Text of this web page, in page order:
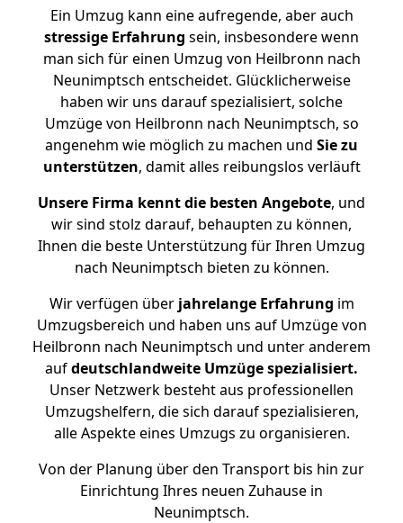
Ein Umzug kann eine aufregende, aber auch
stressige Erfahrung sein, insbesondere wenn
man sich für einen Umzug von Heilbronn nach
Neunimptsch entscheidet. Glücklicherweise
haben wir uns darauf spezialisiert, solche
Umzüge von Heilbronn nach Neunimptsch, so
angenehm wie möglich zu machen und Sie zu
unterstützen, damit alles reibungslos verläuft
Unsere Firma kennt die besten Angebote, und
wir sind stolz darauf, behaupten zu können,
Ihnen die beste Unterstützung für Ihren Umzug
nach Neunimptsch bieten zu können.
Wir verfügen überjahrelange Erfahrung im
Umzugsbereich und haben uns auf Umzüge von
Heilbronn nach Neunimptsch und unter anderem
aufdeutschlandweite Umzüge spezialisiert.
Unser Netzwerk besteht aus professionellen
Umzugshelfern, die sich darauf spezialisieren,
alle Aspekte eines Umzugs zu organisieren.
Von der Planung über den Transport bis hin zur
Einrichtung Ihres neuen Zuhause in
Neunimptsch.